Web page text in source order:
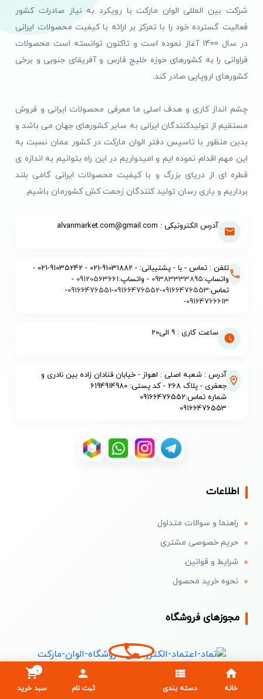
شرکت بین المللی الوان مارکت با رویکرد به نیاز صادرات کشور
فعالیت گسترده خود را با تمرکز بر ارائه با کیفیت محصولات ایرانی
در سال 1400 آغاز نموده است و تاکنون توانسته است محصولات
فراوانی را به کشورهای حوزه خلیج فارس و آفریقای جنوبی و برخی
کشورهای اروپایی صادر کند.
چشم انداز کاری و هدف اصلی ما معرفی محصولات ایرانی و فروش
مستقیم از تولیدکنندگان ایرانی به سایر کشورهای جهان می باشد و
بدین منظور با تاسیس دفتر الوان مارکت در کشور عمان نسبت به
این مهم اقدام نموده ایم و امیدواریم در این راه بتوانیم به اندازه ی
قطره ای از دریای بزرگ و با کیفیت محصولات ایرانی گامی بلند
برداریم و یاری رسان تولید کنندگان زحمت کش کشورمان باشیم.
آدرس الکترونیکی : alvanmarket.com@gmail.com
تلفن : تماس - با - پشتیبانی: - 91031882-021 - 91035242-021 -
واتساپ:09383333895 - واتساپ:09120563661
-
تماس:09166476553
-
09166476552
-
09166476551
-
09164766613
-
ساعت کاری : 9 الی20
آدرس : شعبه اصلی : اهواز - خیابان قنادان زاده بین نادری و
جعفری - پلاک 268 - کد پستی: 6194914980
شماره تماس:09166476552
09166476553
اطلاعات
راهنما و سوالات متداول
حریم خصوصی مشتری
شرایط و قوانین
نحوه خرید محصول
مجوزهای فروشگاه
خانه دسته بندی ثبت نام سبد خرید
0